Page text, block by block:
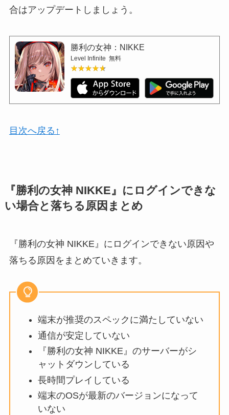
合はアップデートしましょう。
勝利の女神：NIKKE
Level Infinite 無料
★★★★★
★★★★★
目次へ戻る↑
『勝利の女神 NIKKE』にログインできな
い場合と落ちる原因まとめ
『勝利の女神 NIKKE』にログインできない原因や
落ちる原因をまとめていきます。
端末が推奨のスペックに満たしていない
通信が安定していない
『勝利の女神 NIKKE』のサーバーがシ
ャットダウンしている
長時間プレイしている
端末のOSが最新のバージョンになって
いない